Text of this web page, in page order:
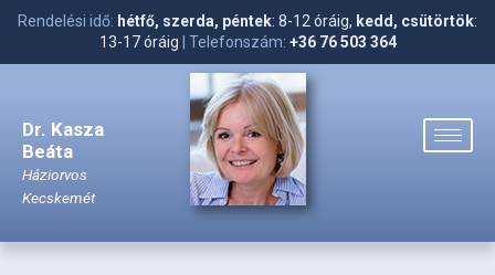
Rendelési idő: hétfő, szerda, péntek: 8-12 óráig, kedd, csütörtök:
13-17 óráig | Telefonszám: +36 76 503 364
Dr. Kasza
Beáta
Háziorvos
Kecskemét